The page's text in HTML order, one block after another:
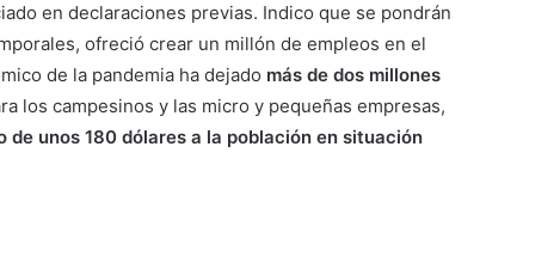
en declaraciones previas. Indico que se pondrán
ofreció crear un millón de empleos en el
de la pandemia ha dejado más de dos millones
los campesinos y las micro y pequeñas empresas,
de unos 180 dólares a la población en situación